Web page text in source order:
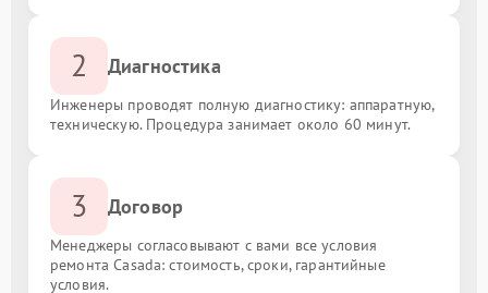
2 Диагностика
Инженеры проводят полную диагностику: аппаратную,
техническую. Процедура занимает около 60 минут.
3 Договор
Менеджеры согласовывают с вами все условия
ремонта Casada: стоимость, сроки, гарантийные
условия.